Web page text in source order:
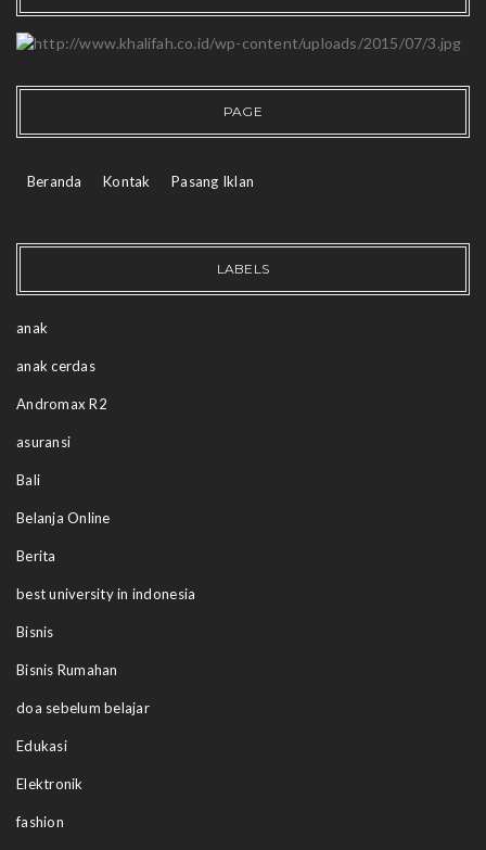
PAGE
Beranda Kontak Pasang Iklan
LABELS
anak
anak cerdas
Andromax R2
asuransi
Bali
Belanja Online
Berita
best university in indonesia
Bisnis
Bisnis Rumahan
doa sebelum belajar
Edukasi
Elektronik
fashion